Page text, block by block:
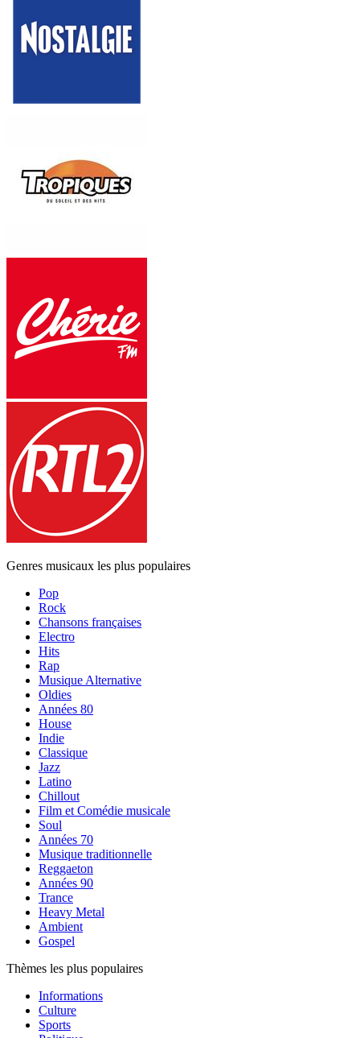
Genres musicaux les plus populaires
Pop
Rock
Chansons françaises
Electro
Hits
Rap
Musique Alternative
Oldies
Années 80
House
Indie
Classique
Jazz
Latino
Chillout
Film et Comédie musicale
Soul
Années 70
Musique traditionnelle
Reggaeton
Années 90
Trance
Heavy Metal
Ambient
Gospel
Thèmes les plus populaires
Informations
Culture
Sports